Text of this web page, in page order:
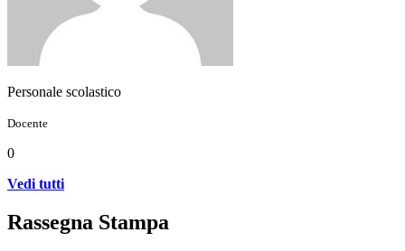
Personale scolastico
Docente
0
Vedi tutti
Rassegna Stampa